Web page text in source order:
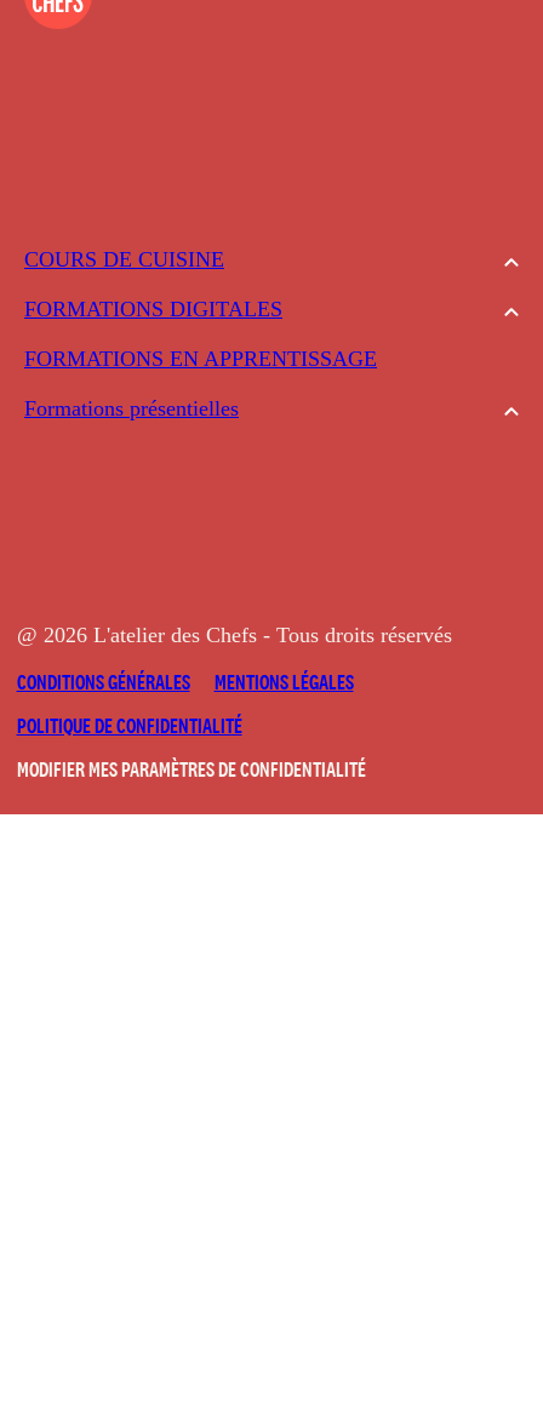
COURS DE CUISINE
FORMATIONS DIGITALES
FORMATIONS EN APPRENTISSAGE
Formations présentielles
@ 2026 L'atelier des Chefs - Tous droits réservés
CONDITIONS GÉNÉRALES
MENTIONS LÉGALES
POLITIQUE DE CONFIDENTIALITÉ
MODIFIER MES PARAMÈTRES DE CONFIDENTIALITÉ